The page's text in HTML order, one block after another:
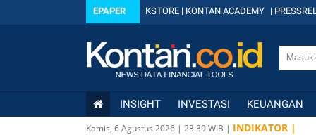
EPAPER KSTORE | KONTAN ACADEMY |
INSIGHT INVESTASI KEUANGAN
Kamis, 6 Agustus 2026 | 23:39WIB | INDIKATOR |